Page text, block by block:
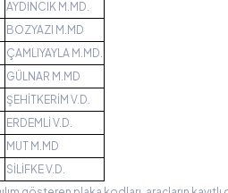
AYDINCIK M.MD.
BOZYAZI M.MD
ÇAMLIYAYLA M.MD.
GÜLNAR M.MD
ŞEHİTKERİM V.D.
ERDEMLİ V.D.
MUT M.MD
SİLİFKE V.D.